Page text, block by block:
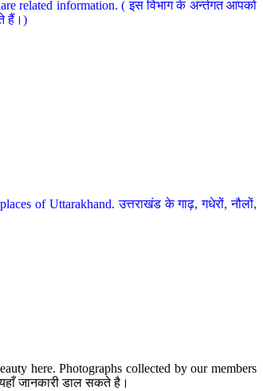
related information. ( इस विभाग के अर्न्तगत आपको
हैं।)
of Uttarakhand. उत्तराखंड के गाढ़, गधेरों, नौलों,
here. Photographs collected by our members
जानकारी डाल सकते है।